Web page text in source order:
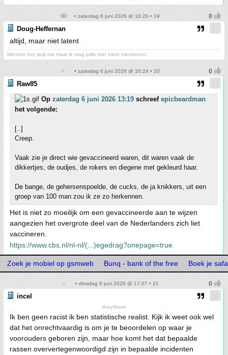
• zaterdag 6 juni 2026 @ 16:20 • 19
Doug-Heffernan
altijd, maar niet latent
Mensen het spijt me maar ik mag jullie niet meer mentionen.
• zaterdag 6 juni 2026 @ 16:24 • 20
Raw85
Op zaterdag 6 juni 2026 13:19 schreef epicbeardman
het volgende:
[..]
Creep.
Vaak zie je direct wie gevaccineerd waren, dit waren vaak de
dikkertjes, de oudjes, de rokers en diegene met gekleurd haar.
De bange, de gehersenspoelde, de cucks, de ja knikkers, uit een
groep van 100 man zou ik ze zo herkennen.
Het is niet zo moeilijk om een gevaccineerde aan te wijzen
aangezien het overgrote deel van de Nederlanders zich liet
vaccineren.
https://www.cbs.nl/nl-nl/(...)egedrag?onepage=true
Zoek je mobiel op gsmweb Bunq - bank of the free Boek je
• dinsdag 9 juni 2026 @ 17:07 • 21
incel
they/them
Ik ben geen racist ik ben statistische realist. Kijk ik weet ook wel
dat het onrechtvaardig is om je te beoordelen op waar je
voorouders geboren zijn, maar hoe komt het dat bepaalde
rassen oververtegenwoordigd zijn in bepaalde incidenten